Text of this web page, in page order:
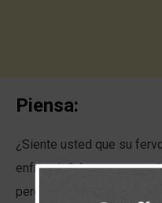
Piensa:
¿Siente usted que su
enfriando? Aunque,
perder nuestra salvación,